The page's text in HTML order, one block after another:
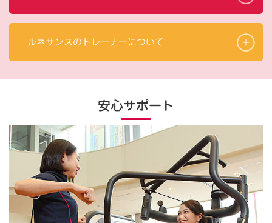
ルネサンスのトレーナーについて
安心サポート